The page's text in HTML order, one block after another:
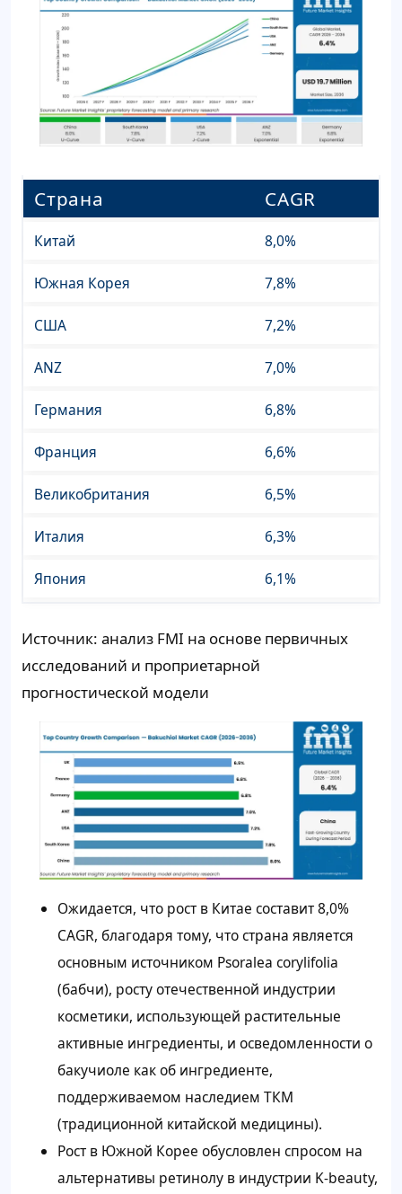
Страна CAGR
Китай 8,0%
Южная Корея 7,8%
США 7,2%
ANZ 7,0%
Германия 6,8%
Франция 6,6%
Великобритания 6,5%
Италия 6,3%
Япония 6,1%
Источник: анализ FMI на основе первичных
исследований и проприетарной
прогностической модели
Ожидается, что рост в Китае составит 8,0%
CAGR, благодаря тому, что страна является
основным источником Psoralea corylifolia
(бабчи), росту отечественной индустрии
косметики, использующей растительные
активные ингредиенты, и осведомленности о
бакучиоле как об ингредиенте,
поддерживаемом наследием ТКМ
(традиционной китайской медицины).
Рост в Южной Корее обусловлен спросом на
альтернативы ретинолу в индустрии K-beauty,